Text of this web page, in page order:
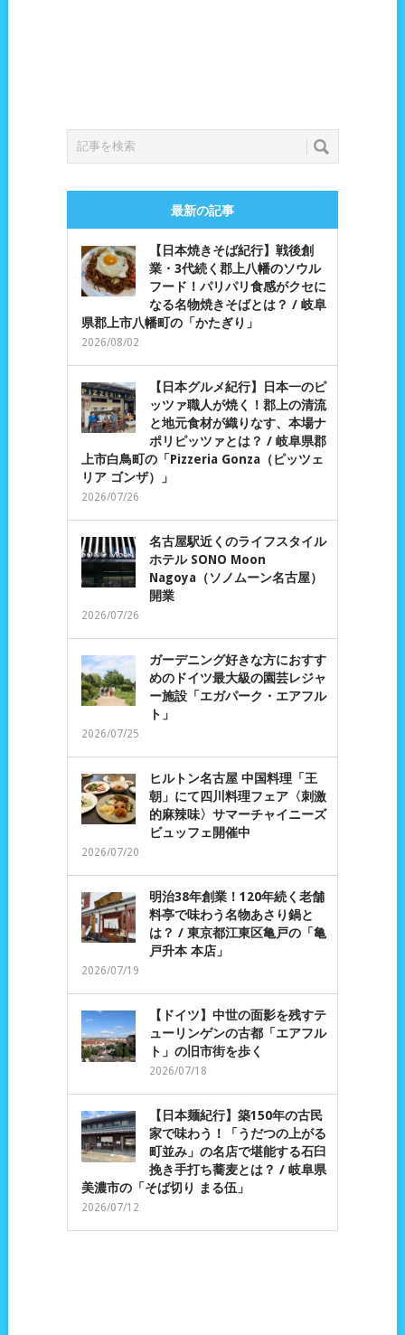
最新の記事
【日本焼きそば紀行】戦後創
業・3代続く郡上八幡のソウル
フード！パリパリ食感がクセに
なる名物焼きそばとは？ / 岐阜
県郡上市八幡町の「かたぎり」
2026/08/02
【日本グルメ紀行】日本一のピ
ッツァ職人が焼く！郡上の清流
と地元食材が織りなす、本場ナ
ポリピッツァとは？ / 岐阜県郡
上市白鳥町の「Pizzeria Gonza（ピッツェ
リア ゴンザ）」
2026/07/26
名古屋駅近くのライフスタイル
ホテル SONO Moon
Nagoya（ソノムーン名古屋）
開業
2026/07/26
ガーデニング好きな方におすす
めのドイツ最大級の園芸レジャ
ー施設「エガパーク・エアフル
ト」
2026/07/25
ヒルトン名古屋 中国料理「王
朝」にて四川料理フェア〈刺激
的麻辣味〉サマーチャイニーズ
ビュッフェ開催中
2026/07/20
明治38年創業！120年続く老舗
料亭で味わう名物あさり鍋と
は？ / 東京都江東区亀戸の「亀
戸升本 本店」
2026/07/19
【ドイツ】中世の面影を残すテ
ューリンゲンの古都「エアフル
ト」の旧市街を歩く
2026/07/18
【日本麺紀行】築150年の古民
家で味わう！「うだつの上がる
町並み」の名店で堪能する石臼
挽き手打ち蕎麦とは？ / 岐阜県
美濃市の「そば切り まる伍」
2026/07/12